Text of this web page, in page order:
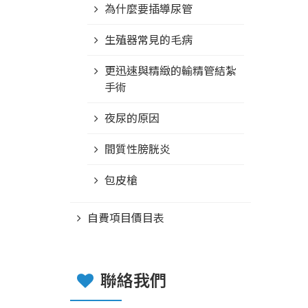
為什麼要插導尿管
生殖器常見的毛病
更迅速與精緻的輸精管結紮
手術
夜尿的原因
間質性膀胱炎
包皮槍
自費項目價目表
聯絡我們